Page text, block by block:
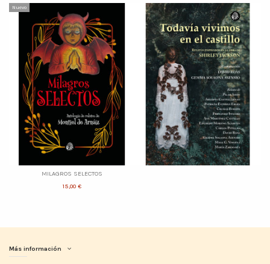
Nuevo
MILAGROS SELECTOS
15,00 €
Más información